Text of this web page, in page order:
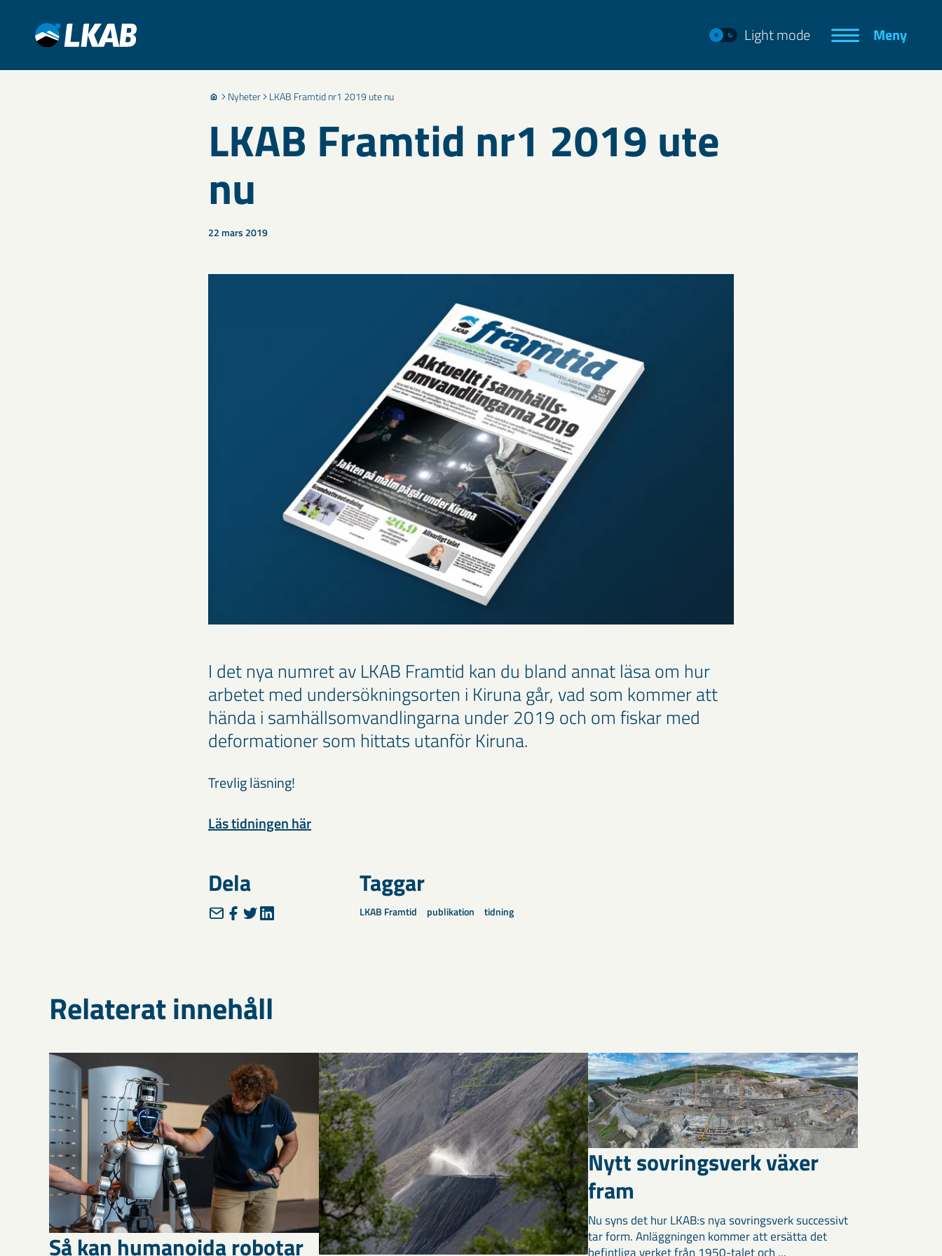
Light mode Meny
Nyheter LKAB Framtid nr1 2019 ute nu
LKAB Framtid nr1 2019 ute
nu
22 mars 2019
I det nya numret av LKAB Framtid kan du bland annat läsa om hur
arbetet med undersökningsorten i Kiruna går, vad som kommer att
hända i samhällsomvandlingarna under 2019 och om fiskar med
deformationer som hittats utanför Kiruna.
Trevlig läsning!
Läs tidningen här
Dela Taggar
LKAB Framtid publikation tidning
Relaterat innehåll
Så kan humanoida robotar
Nytt sovringsverk växer
fram
Nu syns det hur LKAB:s nya sovringsverk successivt
tar form. Anläggningen kommer att ersätta det
befintliga verket från 1950-talet och ...